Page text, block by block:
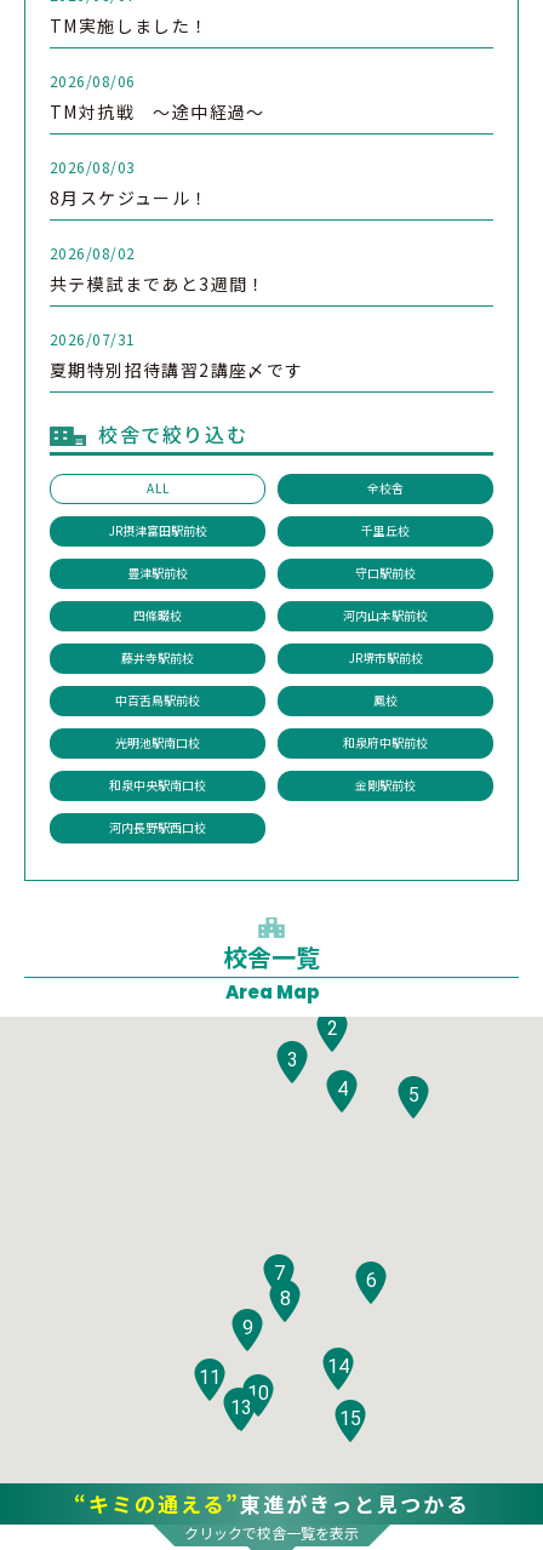
TM実施しました！
2026/08/06
TM対抗戦 ～途中経過～
2026/08/03
8月スケジュール！
2026/08/02
共テ模試まであと3週間！
2026/07/31
夏期特別招待講習2講座〆です
校舎で絞り込む
ALL 全校舎
JR摂津富田駅前校 千里丘校
豊津駅前校 守口駅前校
四條畷校 河内山本駅前校
藤井寺駅前校 JR堺市駅前校
中百舌鳥駅前校 鳳校
光明池駅南口校 和泉府中駅前校
和泉中央駅南口校 金剛駅前校
河内長野駅西口校
校舎一覧
Area Map
1
2
3
4
5
6
7
8
9
10
11
12
13
14
15
“キミの通える”東進がきっと見つかる
クリックで校舎一覧を表示